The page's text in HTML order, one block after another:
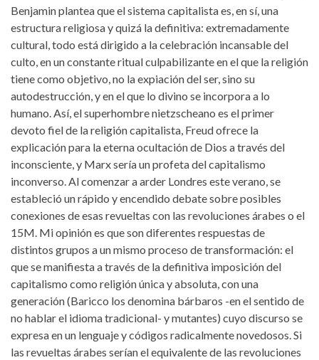
Benjamin plantea que el sistema capitalista es, en sí, una
estructura religiosa y quizá la definitiva: extremadamente
cultural, todo está dirigido a la celebración incansable del
culto, en un constante ritual culpabilizante en el que la religión
tiene como objetivo, no la expiación del ser, sino su
autodestrucción, y en el que lo divino se incorpora a lo
humano. Así, el superhombre nietzscheano es el primer
devoto fiel de la religión capitalista, Freud ofrece la
explicación para la eterna ocultación de Dios a través del
inconsciente, y Marx sería un profeta del capitalismo
inconverso. Al comenzar a arder Londres este verano, se
estableció un rápido y encendido debate sobre posibles
conexiones de esas revueltas con las revoluciones árabes o el
15M. Mi opinión es que son diferentes respuestas de
distintos grupos a un mismo proceso de transformación: el
que se manifiesta a través de la definitiva imposición del
capitalismo como religión única y absoluta, con una
generación (Baricco los denomina bárbaros -en el sentido de
no hablar el idioma tradicional- y mutantes) cuyo discurso se
expresa en un lenguaje y códigos radicalmente novedosos. Si
las revueltas árabes serían el equivalente de las revoluciones